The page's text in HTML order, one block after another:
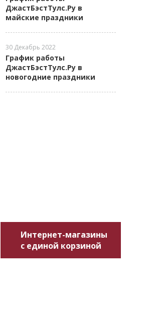
ДжастБэстТулс.Ру в
майские праздники
30 Декабрь 2022
График работы
ДжастБэстТулс.Ру в
новогодние праздники
Интернет-магазины
с единой корзиной